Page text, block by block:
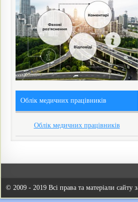
Облік медичних працівників
Облік медичних працівників
© 2009 - 2019 Всі права та матеріали сайту